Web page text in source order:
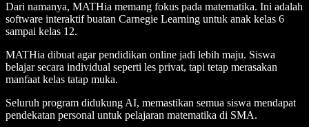
Dari namanya, MATHia memang fokus pada matematika. Ini adalah
software interaktif buatan Carnegie Learning untuk anak kelas 6
sampai kelas 12.
MATHia dibuat agar pendidikan online jadi lebih maju. Siswa
belajar secara individual seperti les privat, tapi tetap merasakan
manfaat kelas tatap muka.
Seluruh program didukung AI, memastikan semua siswa mendapat
pendekatan personal untuk pelajaran matematika di SMA.